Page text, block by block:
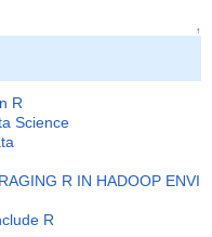
↑
R
Science
R IN HADOOP ENVI
R